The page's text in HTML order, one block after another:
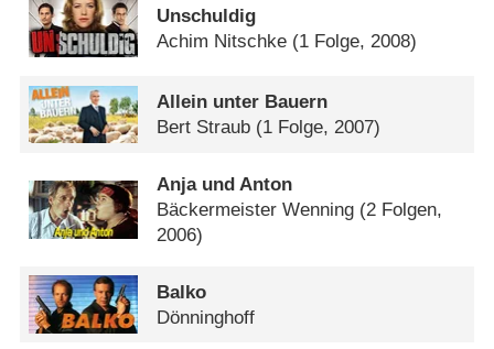
Unschuldig
Achim Nitschke (1 Folge, 2008)
Allein unter Bauern
Bert Straub (1 Folge, 2007)
Anja und Anton
Bäckermeister Wenning (2 Folgen,
2006)
Balko
Dönninghoff